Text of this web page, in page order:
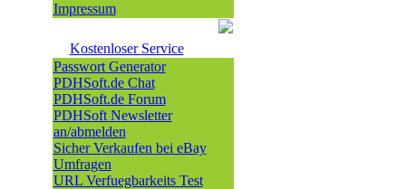
Impressum
Kostenloser Service
Passwort Generator
PDHSoft.de Chat
PDHSoft.de Forum
PDHSoft Newsletter
an/abmelden
Sicher Verkaufen bei eBay
Umfragen
URL Verfuegbarkeits Test